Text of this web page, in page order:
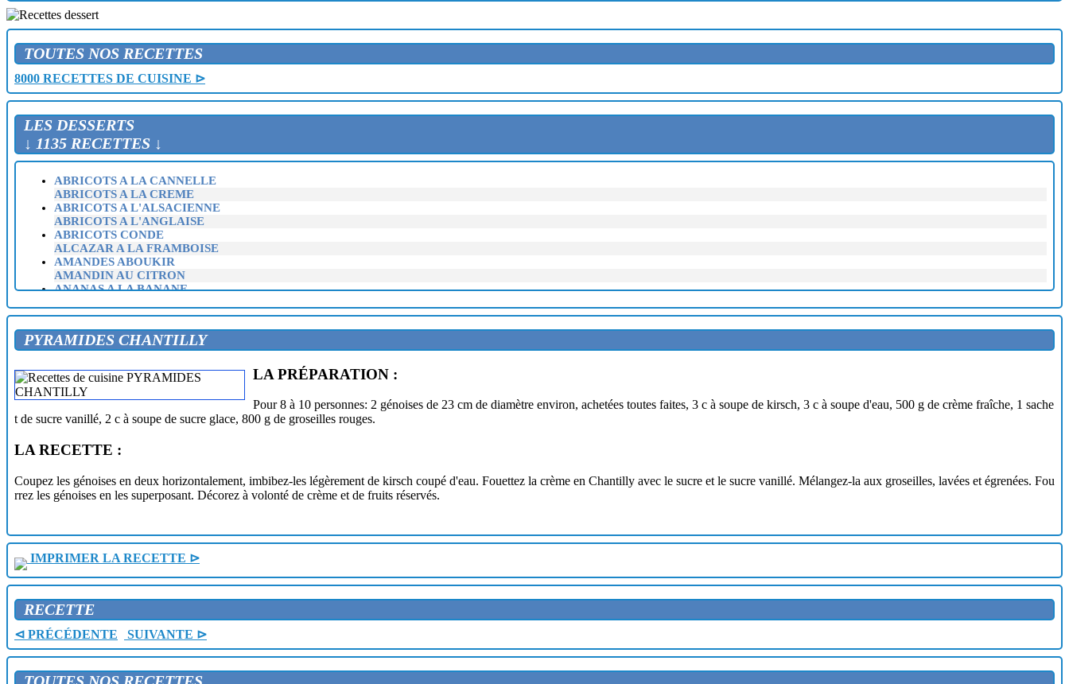
TOUTES NOS RECETTES
8000 RECETTES DE CUISINE ⊳
LES DESSERTS
↓ 1135 RECETTES ↓
ABRICOTS A LA CANNELLE
ABRICOTS A LA CREME
ABRICOTS A L'ALSACIENNE
ABRICOTS A L'ANGLAISE
ABRICOTS CONDE
ALCAZAR A LA FRAMBOISE
AMANDES ABOUKIR
AMANDIN AU CITRON
ANANAS A LA BANANE
ANANAS AU FROMAGE BLANC
ANANAS CARAMELISE A LA GLACE
ANANAS FARCI A LA MACEDOINE DE FRUITS
ANANAS GIVRE
ANANAS JOSEPHINE
ANANAS MAURICE
ANANAS SURPRISE AU CHAMPAGNE
AUMONIERES EXOTIQUES
BABA A L'ORANGE
BABA AU RHUM
BAKLAVA
BANANES A LA MARTINIQUAISE
BANANES A LA NORMANDE
BANANES ANTILLAISES
BANANES AU FROMAGE BLANC
BANANES AU GRAND MARNIER
BANANES AU LAIT DE COCO
BANANES BACCUS
BANANES FLAMBEES
BANANES FLAMBEES AU CURACAO
BARQUETTES A LA CREME DE MARRONS
PYRAMIDES CHANTILLY
LA PRÉPARATION :
Pour 8 à 10 personnes: 2 génoises de 23 cm de diamètre environ, achetées toutes faites, 3 c à soupe de kirsch, 3 c à soupe d'eau, 500 g de crème fraîche, 1 sache
t de sucre vanillé, 2 c à soupe de sucre glace, 800 g de groseilles rouges.
LA RECETTE :
Coupez les génoises en deux horizontalement, imbibez-les légèrement de kirsch coupé d'eau. Fouettez la crème en Chantilly avec le sucre et le sucre vanillé. Mélangez-la aux groseilles, lavées et égrenées. Fou
rrez les génoises en les superposant. Décorez à volonté de crème et de fruits réservés.
IMPRIMER LA RECETTE ⊳
RECETTE
⊲ PRÉCÉDENTE SUIVANTE ⊳